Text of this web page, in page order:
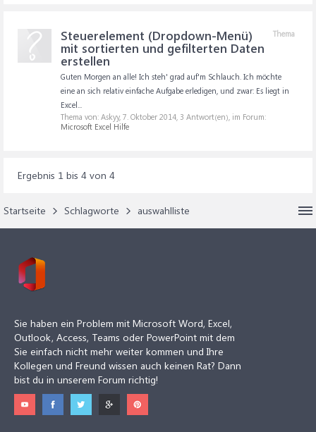
Thema
Steuerelement (Dropdown-Menü)
mit sortierten und gefilterten Daten
erstellen
Guten Morgen an alle! Ich steh' grad auf'm Schlauch. Ich möchte
eine an sich relativ einfache Aufgabe erledigen, und zwar: Es liegt in
Excel...
Thema von: Askyy, 7. Oktober 2014, 3 Antwort(en), im Forum:
Microsoft Excel Hilfe
Ergebnis 1 bis 4 von 4
Startseite Schlagworte auswahlliste
Sie haben ein Problem mit Microsoft Word, Excel,
Outlook, Access, Teams oder PowerPoint mit dem
Sie einfach nicht mehr weiter kommen und Ihre
Kollegen und Freund wissen auch keinen Rat? Dann
bist du in unserem Forum richtig!